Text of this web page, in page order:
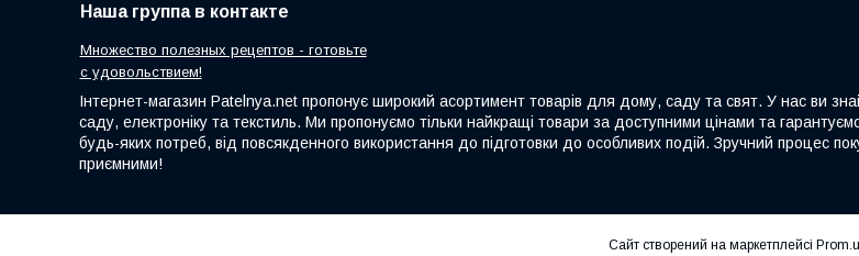
Наша группа в контакте
Множество полезных рецептов - готовьте
с удовольствием!
Інтернет-магазин Patelnya.net пропонує широкий асортимент товарів для дому, саду та свят. У нас ви
саду, електроніку та текстиль. Ми пропонуємо тільки найкращі товари за доступними цінами та
будь-яких потреб, від повсякденного використання до підготовки до особливих подій. Зручний процес
приємними!
Сайт створений на маркетплейсі